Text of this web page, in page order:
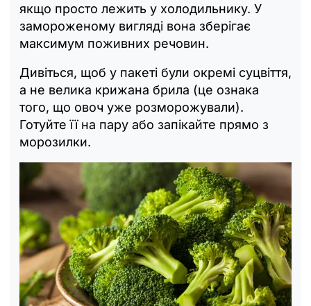
якщо просто лежить у холодильнику. У
замороженому вигляді вона зберігає
максимум поживних речовин.
Дивіться, щоб у пакеті були окремі суцвіття,
а не велика крижана брила (це ознака
того, що овоч уже розморожували).
Готуйте її на пару або запікайте прямо з
морозилки.